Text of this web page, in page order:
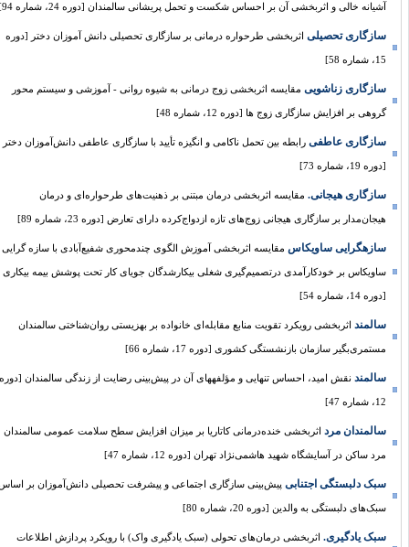
آشیانه خالی و اثربخشی آن بر احساس شکست و تحمل پریشانی سالمندان [دوره 24، شماره 94]
سازگاری تحصیلی اثربخشی طرحواره درمانی بر سازگاری تحصیلی دانش آموزان دختر [دوره
سازگاری زناشویی مقایسه اثربخشی زوج درمانی به شیوه روانی - آموزشی و سیستم محور
گروهی بر افزایش سازگاری زوج ها [دوره 12، شماره 48]
سازگاری عاطفی رابطه بین تحمل ناکامی و انگیزه تأیید با سازگاری عاطفی دانش‌آموزان دختر
[دوره 19، شماره 73]
سازگاری هیجانی. مقایسه اثربخشی درمان مبتنی بر ذهنیت‌های طرحواره‌ای و درمان
هیجان‌مدار بر سازگاری هیجانی زوج‌های تازه‌‌ ازدواج‌کرده دارای تعارض [دوره 23، شماره 89]
سازه‏گرایی ساویکاس مقایسه اثربخشی آموزش الگوی چند‌محوری شفیع‌آبادی با سازه ‏گرایی
ساویکاس بر خودکارآمدی درتصمیم‌گیری شغلی بیکار‌شدگان جویای کار تحت پوشش بیمه بیکاری
[دوره 14، شماره 54]
سالمند اثربخشی رویکرد تقویت منابع مقابله‌ای خانواده بر بهزیستی روان‌شناختی سالمندان
مستمری‌بگیر سازمان بازنشستگی کشوری [دوره 17، شماره 66]
سالمند نقش امید، احساس تنهایی و مؤلفه‏های آن در پیش‌بینی رضایت از زندگی‌ سالمندان [دوره
سالمندان مرد اثربخشی خنده‌درمانی کاتاریا بر میزان افزایش سطح سلامت عمومی سالمندان
مرد ساکن در آسایشگاه شهید هاشمی‌نژاد تهران [دوره 12، شماره 47]
سبک دلبستگی اجتنابی پیش‌بینی سازگاری اجتماعی و پیشرفت تحصیلی دانش‌آموزان بر اساس
سبک‌های دلبستگی به والدین [دوره 20، شماره 80]
سبک یادگیری. اثربخشی درمان‌های تحولی (سبک یادگیری واک) با رویکرد پردازش اطلاعات